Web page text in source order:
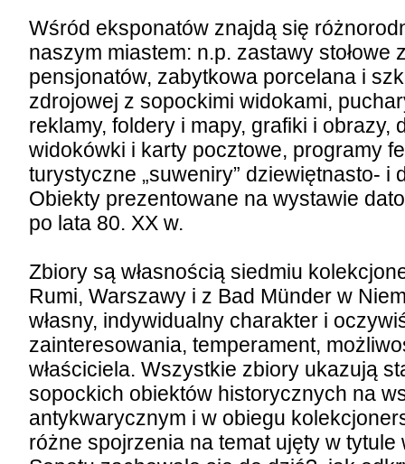
Wśród eksponatów znajdą się
naszym miastem: n.p. zastawy
pensjonatów, zabytkowa porcelana i
zdrojowej z sopockimi widokami,
reklamy, foldery i mapy, grafiki i obrazy,
widokówki i karty pocztowe, programy
turystyczne „suweniry” dziewiętnasto- i
Obiekty prezentowane na wystawie
po lata 80. XX w.
Zbiory są własnością siedmiu
Rumi, Warszawy i z Bad Münder w
własny, indywidualny charakter i
zainteresowania, temperament,
właściciela. Wszystkie zbiory ukazują
sopockich obiektów historycznych na
antykwarycznym i w obiegu
różne spojrzenia na temat ujęty w